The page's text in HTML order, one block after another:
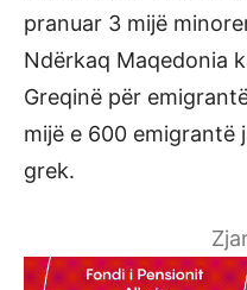
pranuar 3 mijë
Ndërkaq Maqedonia
Greqinë për
mijë e 600 emigrantë
grek.